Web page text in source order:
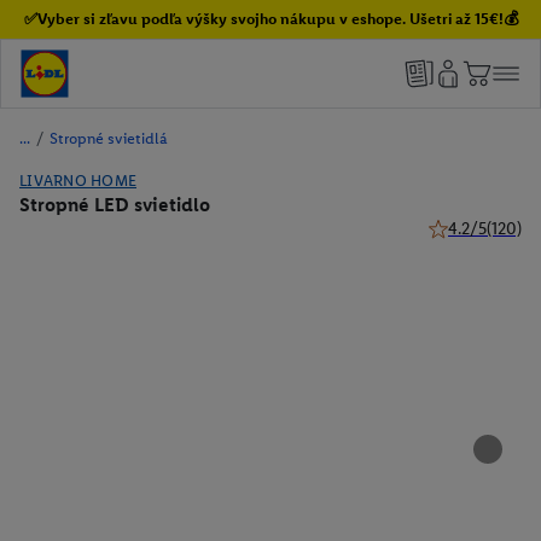
✅Vyber si zľavu podľa výšky svojho nákupu v eshope. Ušetri až 15€!💰
/ Stropné svietidlá
LIVARNO HOME
Stropné LED svietidlo
4.2/5(120)